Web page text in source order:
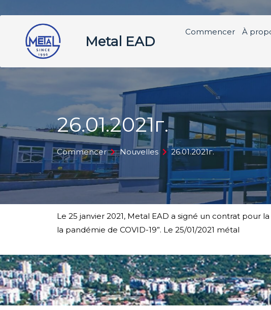
Metal EAD
Commencer À
26.01.2021г.
Commencer Nouvelles 26.01.2021г.
Le 25 janvier 2021, Metal EAD a signé un contrat pour
la pandémie de COVID-19”. Le 25/01/2021 métal